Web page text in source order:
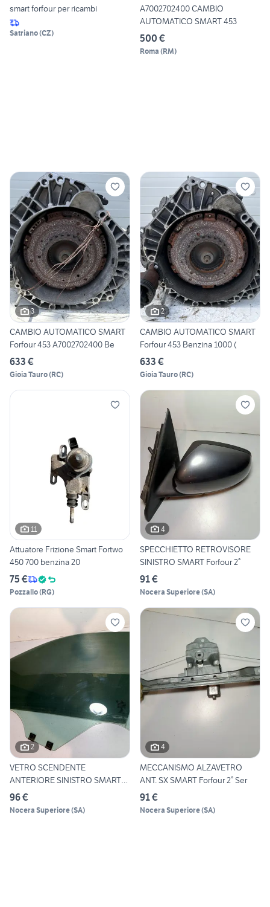
smart forfour per ricambi
Satriano(CZ)
A7002702400 CAMBIO
AUTOMATICO SMART 453
500 €
Roma (RM)
3
CAMBIO AUTOMATICO SMART
Forfour 453 A7002702400 Be
633 €
Gioia Tauro(RC)
2
CAMBIO AUTOMATICO SMART
Forfour 453 Benzina 1000 (
633 €
Gioia Tauro(RC)
11
Attuatore Frizione Smart Fortwo
450 700 benzina 20
75 €
Pozzallo(RG)
4
SPECCHIETTO RETROVISORE
SINISTRO SMART Forfour 2°
91 €
Nocera Superiore(SA)
2
VETRO SCENDENTE
ANTERIORE SINISTRO SMART
Forfour 2
96 €
Nocera Superiore(SA)
4
MECCANISMO ALZAVETRO
ANT. SX SMART Forfour 2° Ser
91 €
Nocera Superiore(SA)